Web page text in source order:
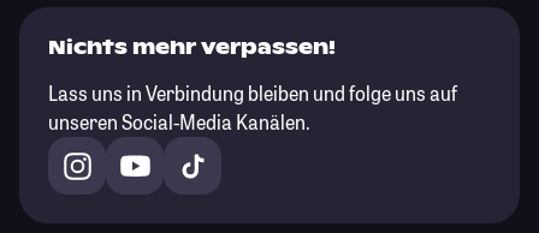
Nichts mehr verpassen!
Lass uns in Verbindung bleiben und folge uns auf
unseren Social-Media Kanälen.